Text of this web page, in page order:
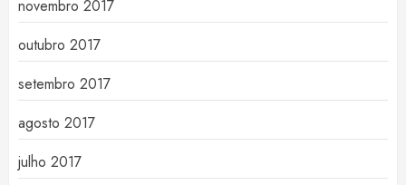
novembro 2017
outubro 2017
setembro 2017
agosto 2017
julho 2017